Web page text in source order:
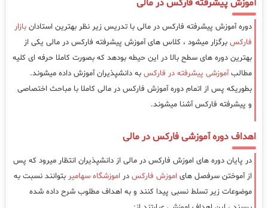
آموزش پیشرفته فارکس در مالی
دوره آموزش پیشرفته فارکس در مالی با تدریس زیر نظر بهترین استادان بازار
فارکس برگزار میشود ، کلاس های آموزش پیشرفته فارکس در مالی یکی از
بهترین دوره های سطح بالا در این حیطه بودهد که بصورت کاملا حرفه ای کلیه
مطالبآموزشی پیشرفته در فارکس به دانشپذیران آموزش داده میشوند.
بطوریکه پس از اتمام دوره آموزش فارکس در مالی کاملا با مباحث اختصاصی
و پیشرفته فارکس آشنا میشوند.
اهداف دوره آموزشی فارکس در مالی
در پایان دوره های اموزش فارکس در مالی از دانشپذیران انتظار میرود که پس
از آموختن سرفصل های اموزش فارکس در اموزشگاه سهامیر بتوانند نسبت به
موضوعات زیر تسلط نسبی پیدا کنند و به اهداف مطلوب شرح داده شده